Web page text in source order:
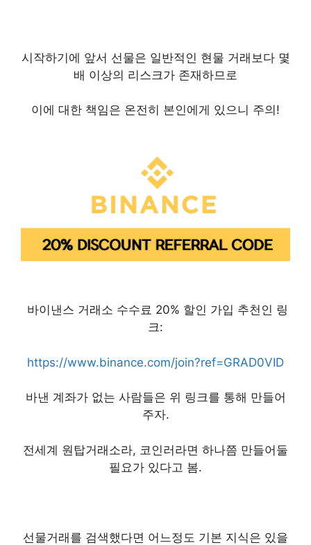
시작하기에 앞서 선물은 일반적인 현물 거래보다 몇
배 이상의 리스크가 존재하므로
이에 대한 책임은 온전히 본인에게 있으니 주의!
​ 바이낸스 거래소 수수료 20% 할인 가입 추천인 링
크:
https://www.binance.com/join?ref=GRAD0VID
바낸 계좌가 없는 사람들은 위 링크를 통해 만들어
주자.
전세계 원탑거래소라, 코인러라면 하나쯤 만들어둘
필요가 있다고 봄.
선물거래를 검색했다면 어느정도 기본 지식은 있을